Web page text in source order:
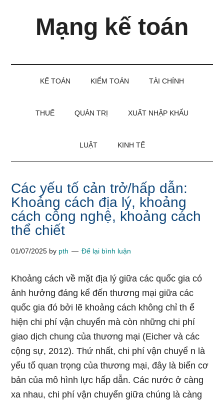
Mạng kế toán
KẾ TOÁN KIỂM TOÁN TÀI CHÍNH
THUẾ QUẢN TRỊ XUẤT NHẬP KHẨU
LUẬT KINH TẾ
Các yếu tố cản trở/hấp dẫn:
Khoảng cách địa lý, khoảng
cách công nghệ, khoảng cách
thể chiết
01/07/2025 by pth Để lại bình luận
Khoảng cách về mặt địa lý giữa các quốc gia có
ảnh hưởng đáng kể đến thương mại giữa các
quốc gia đó bởi lẽ khoảng cách không chỉ th ể
hiện chi phí vận chuyển mà còn những chi phí
giao dịch chung của thương mại (Eicher và các
cộng sự, 2012). Thứ nhất, chi phí vận chuyể n là
yếu tố quan trọng của thương mại, đây là biến cơ
bản của mô hình lực hấp dẫn. Các nước ở càng
xa nhau, chi phí vận chuyển giữa chúng là càng